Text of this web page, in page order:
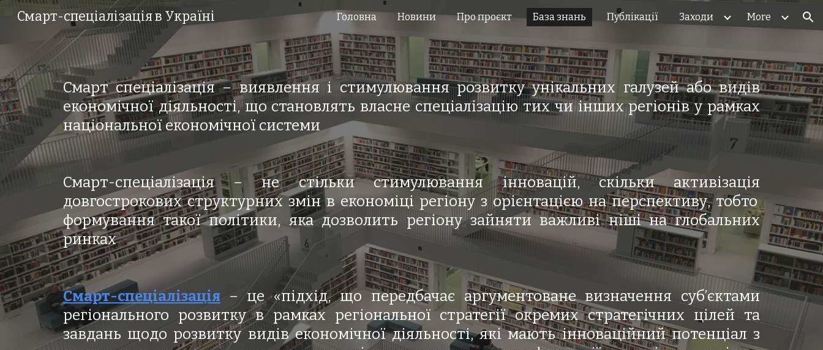
Skip to main content Skip to navigation
Смарт-спеціалізація в Україні Головна Новини Про проєкт База знань Публікації Заходи More
Смарт спеціалізація – виявлення і стимулювання розвитку унікальних галузей або видів
економічної діяльності, що становлять власне спеціалізацію тих чи інших регіонів у рамках
національної економічної системи
Смарт-спеціалізація – не стільки стимулювання інновацій, скільки активізація
довгострокових структурних змін в економіці регіону з орієнтацією на перспективу, тобто
формування такої політики, яка дозволить регіону зайняти важливі ніші на глобальних
ринках
Смарт-спеціалізація
– це «підхід, що передбачає аргументоване визначення суб’єктами
регіонального розвитку в рамках регіональної стратегії окремих стратегічних цілей та
завдань щодо розвитку видів економічної діяльності, які мають інноваційний потенціал з